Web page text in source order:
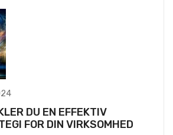
DU EN EFFEKTIV
FOR DIN VIRKSOMHED